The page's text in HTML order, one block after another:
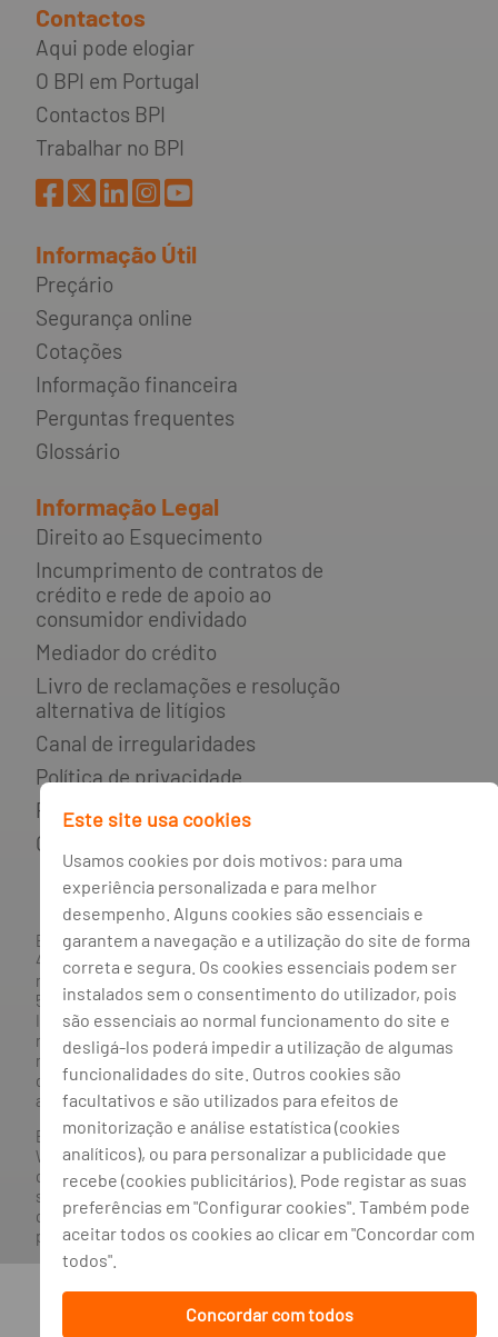
Contactos
Aqui pode elogiar
O BPI em Portugal
Contactos BPI
Trabalhar no BPI
Informação Útil
Preçário
Segurança online
Cotações
Informação financeira
Perguntas frequentes
Glossário
Informação Legal
Direito ao Esquecimento
Incumprimento de contratos de
crédito e rede de apoio ao
consumidor endividado
Mediador do crédito
Livro de reclamações e resolução
alternativa de litígios
Canal de irregularidades
Política de privacidade
Política de cookies
Gestão de cookies
BANCO BPI, S.A., com sede na Avenida da Boavista, 1117,
4100-129 Porto; Capital Social: € 1 293 063 324,98; matriculada
na CRC Porto sob o número de matrícula PTIRNMJ 501 214
534, como o número de identificação fiscal 501 214 534.
Intermediário financeiro registado na CMVM com o n° 300 e
no Banco de Portugal sob o código n° 10. Agente de Seguros
n.º 419527591, registado junto da Autoridade de Supervisão
de Seguros e Fundos de Pensões em 21/01/2019, e autorizado
a exercer atividade nos Ramos de Seguro Vida e Não Vida.
Banco BPI ©. Todos os direitos reservados.
WebsiteAcessível.O Banco BPI não se responsabiliza por
quaisquer traduções do site efetuadas através do browser,
sendo a versão em língua portuguesa a única versão oficial,
que prevalecerá em qualquer caso. Este site encontra-se em
processo de adoção do novo acordo ortográfico.
Este site usa cookies
Usamos cookies por dois motivos: para uma
experiência personalizada e para melhor
desempenho. Alguns cookies são essenciais e
garantem a navegação e a utilização do site de forma
correta e segura. Os cookies essenciais podem ser
instalados sem o consentimento do utilizador, pois
são essenciais ao normal funcionamento do site e
desligá-los poderá impedir a utilização de algumas
funcionalidades do site. Outros cookies são
facultativos e são utilizados para efeitos de
monitorização e análise estatística (cookies
analíticos), ou para personalizar a publicidade que
recebe (cookies publicitários). Pode registar as suas
preferências em "Configurar cookies". Também pode
aceitar todos os cookies ao clicar em "Concordar com
todos".
Concordar com todos